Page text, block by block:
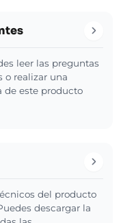
leer las preguntas
o realizar una
de este producto
del producto
descargar la